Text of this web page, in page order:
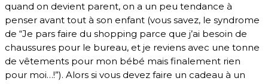
quand on devient parent, on a un peu tendance à
penser avant tout à son enfant (vous savez, le syndrome
de “Je pars faire du shopping parce que j’ai besoin de
chaussures pour le bureau, et je reviens avec une tonne
de vêtements pour mon bébé mais finalement rien
pour moi…!”). Alors si vous devez faire un cadeau à un